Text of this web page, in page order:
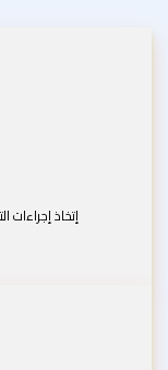
إتخاذ إجراءات